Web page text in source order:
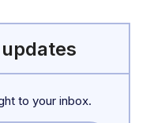
to your inbox.